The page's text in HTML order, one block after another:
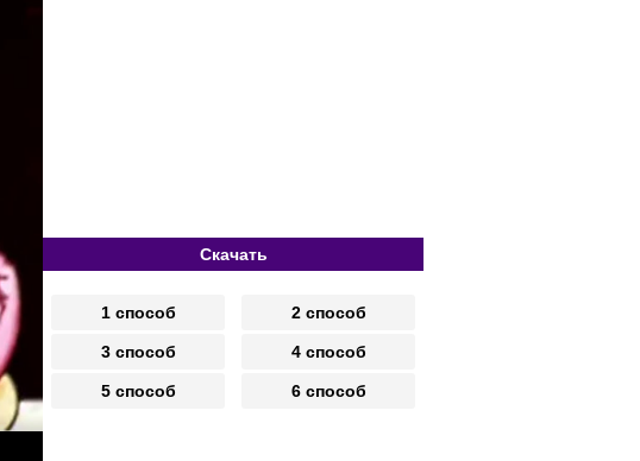
Скачать
1 способ 2 способ
3 способ 4 способ
5 способ 6 способ